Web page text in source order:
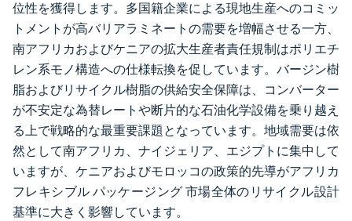
位性を獲得します。多国籍企業による現地生産へのコミッ
トメントが高バリアラミネートの需要を増幅させる一方、
南アフリカおよびケニアの拡大生産者責任規制はポリエチ
レン系モノ構造への仕様転換を促しています。バージン樹
脂およびリサイクル樹脂の供給安全保障は、コンバーター
が不安定な為替レートや断片的な石油化学設備を乗り越え
る上で戦略的な最重要課題となっています。地域需要は依
然として南アフリカ、ナイジェリア、エジプトに集中して
いますが、ケニアおよびモロッコの政策的先導がアフリカ
フレキシブル パッケージング 市場全体のリサイクル設計
基準に大きく影響しています。